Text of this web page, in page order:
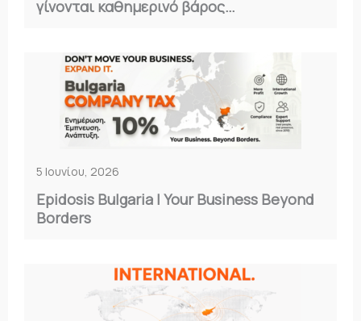
γίνονται καθημερινό βάρος…
5 Ιουνίου, 2026
Epidosis Bulgaria | Your Business Beyond
Borders